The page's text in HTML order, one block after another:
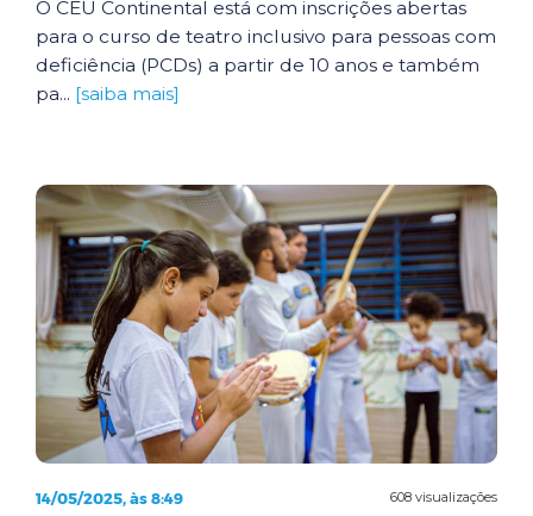
O CEU Continental está com inscrições abertas
para o curso de teatro inclusivo para pessoas com
deficiência (PCDs) a partir de 10 anos e também
pa... [saiba mais]
608 visualizações
14/05/2025, às 8:49